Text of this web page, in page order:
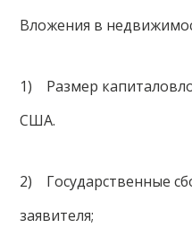
Вложения в
1) Размер
США.
2) Государственные
заявителя;